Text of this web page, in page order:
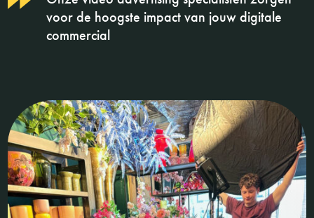
voor de hoogste impact van jouw digitale
commercial